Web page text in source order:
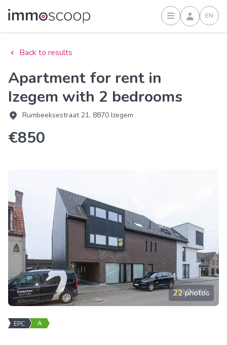
Sign inEN
Back to results
Apartment for rent in
Izegem with 2 bedrooms
Rumbeeksestraat 21, 8870 Izegem
€850
22 photos
EPC A